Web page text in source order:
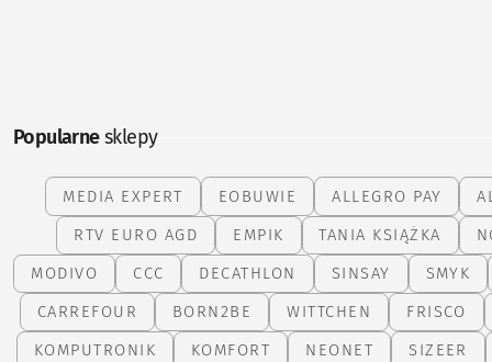
Popularnesklepy
MEDIA EXPERT EOBUWIE ALLEGRO PAY
RTV EURO AGD
EMPIK TANIA KSIĄŻKA
MODIVO
CCC DECATHLON SINSAY
SMYK
CARREFOUR
BORN2BE WITTCHEN
FRISCO
KOMPUTRONIK
KOMFORT NEONET
SIZEER